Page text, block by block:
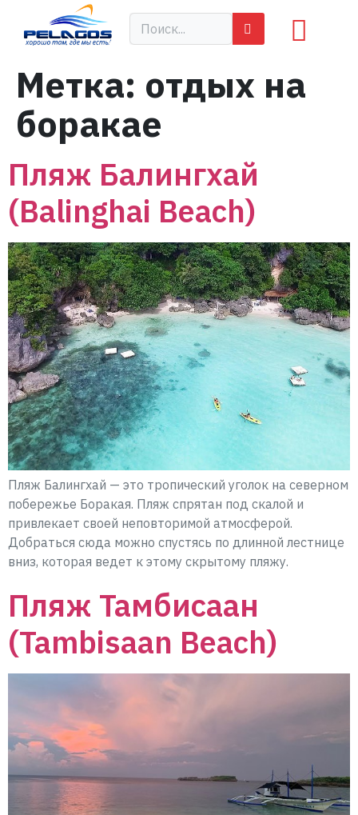
Метка: отдых на
боракае
Пляж Балингхай
(Balinghai Beach)
Пляж Балингхай — это тропический уголок на северном
побережье Боракая. Пляж спрятан под скалой и
привлекает своей неповторимой атмосферой.
Добраться сюда можно спустясь по длинной лестнице
вниз, которая ведет к этому скрытому пляжу.
Пляж Тамбисаан
(Tambisaan Beach)